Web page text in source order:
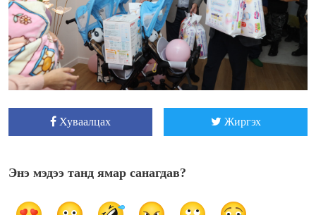
Хуваалцах Жиргэх
Энэ мэдээ танд ямар санагдав?